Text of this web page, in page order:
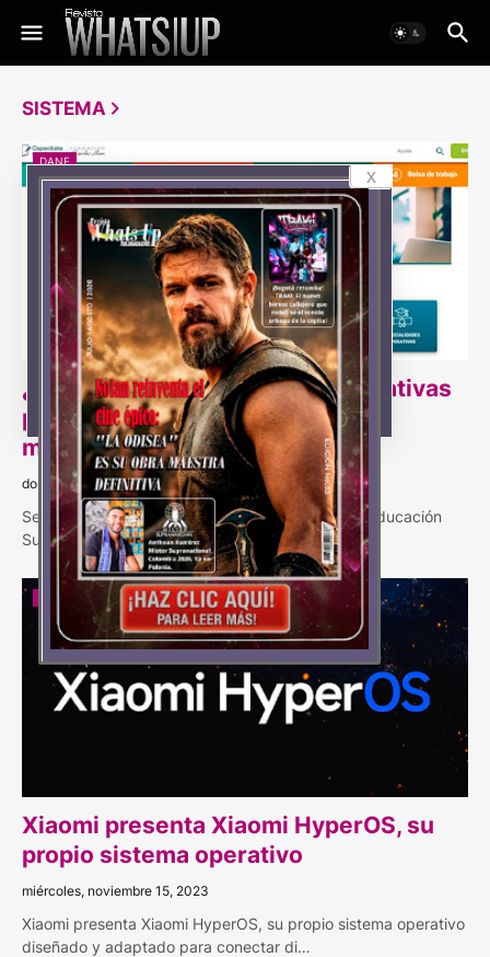
SISTEMA
DANE
¿Cansado de ser un Nini? Alternativas
para superar el estancamiento y
mostrar su potencial
domingo, diciembre 10, 2023
Según el Sistema Nacional de Información de la Educación
Superior (SNIES), de los jóvenes entre …
Xiaomi presenta Xiaomi HyperOS, su
propio sistema operativo
miércoles, noviembre 15, 2023
Xiaomi presenta Xiaomi HyperOS, su propio sistema operativo
diseñado y adaptado para conectar di…
x